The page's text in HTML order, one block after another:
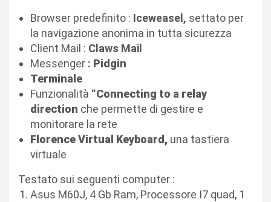
Browser predefinito : Iceweasel, settato per
la navigazione anonima in tutta sicurezza
Client Mail : Claws Mail
Messenger : Pidgin
Terminale
Funzionalità “Connecting to a relay
direction che permette di gestire e
monitorare la rete
Florence Virtual Keyboard, una tastiera
virtuale
Testato sui seguenti computer :
Asus M60J, 4 Gb Ram, Processore I7 quad, 1